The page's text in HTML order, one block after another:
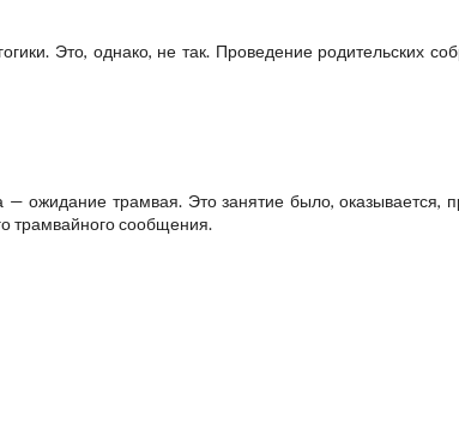
Это, однако, не так. Проведение родительских
ожидание трамвая. Это занятие было, оказывается,
трамвайного сообщения.